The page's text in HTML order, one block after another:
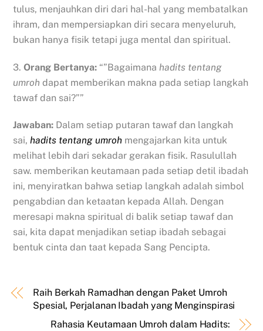
tulus, menjauhkan diri dari hal-hal yang membatalkan
ihram, dan mempersiapkan diri secara menyeluruh,
bukan hanya fisik tetapi juga mental dan spiritual.
3.Orang Bertanya: “”Bagaimana hadits tentang
umroh dapat memberikan makna pada setiap langkah
tawaf dan sai?””
Jawaban: Dalam setiap putaran tawaf dan langkah
sai,hadits tentang umroh mengajarkan kita untuk
melihat lebih dari sekadar gerakan fisik. Rasulullah
saw. memberikan keutamaan pada setiap detil ibadah
ini, menyiratkan bahwa setiap langkah adalah simbol
pengabdian dan ketaatan kepada Allah. Dengan
meresapi makna spiritual di balik setiap tawaf dan
sai, kita dapat menjadikan setiap ibadah sebagai
bentuk cinta dan taat kepada Sang Pencipta.
Raih Berkah Ramadhan dengan Paket Umroh
Spesial, Perjalanan Ibadah yang Menginspirasi
Rahasia Keutamaan Umroh dalam Hadits: